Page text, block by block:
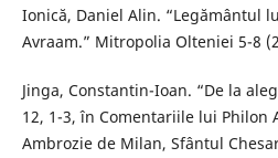
Ionică, Daniel Alin. “Legământul
Avraam.” Mitropolia Olteniei 5-8
Jinga, Constantin-Ioan. “De la
12, 1-3, în Comentariile lui Philon
Ambrozie de Milan, Sfântul